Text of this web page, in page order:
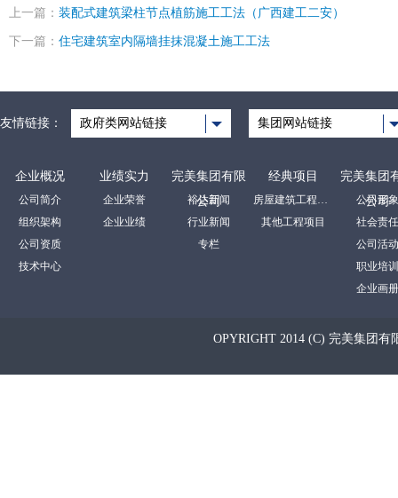
上一篇： 装配式建筑梁柱节点植筋施工工法（广西建工二安）
下一篇： 住宅建筑室内隔墙挂抹混凝土施工工法
友情链接： 政府类网站链接 集团网站链接
企业概况
公司简介
组织架构
公司资质
技术中心
业绩实力
企业荣誉
企业业绩
完美集团有限
公司
裕达新闻
行业新闻
专栏
经典项目
房屋建筑工程项目
其他工程项目
完美集团
公司
公司形象
社会责任
公司活动
职业培训
企业画册
OPYRIGHT 2014 (C) 完美集团有